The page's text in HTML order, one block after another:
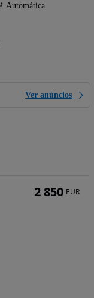
Automática
Ver anúncios
2 850 EUR